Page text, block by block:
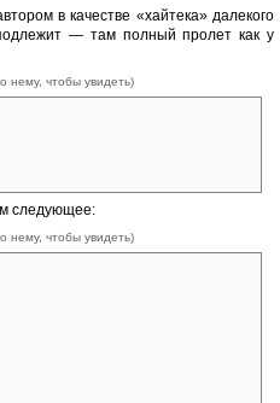
в качестве «хайтека» далекого
— там полный пролет как у
нему, чтобы увидеть)
следующее:
нему, чтобы увидеть)